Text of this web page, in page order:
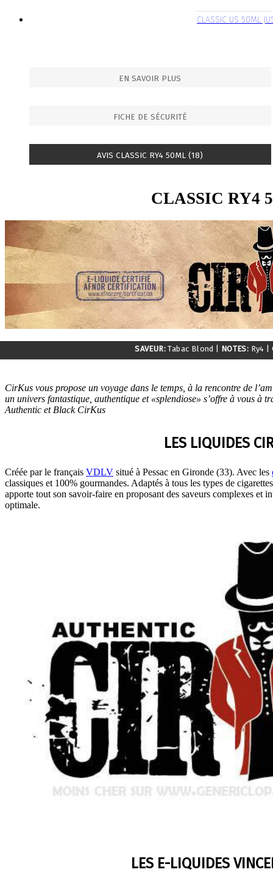
CLASSIC US 50ML
EN SAVOIR PLUS
FICHE DE SÉCURITÉ
AVIS CLASSIC RY4 50ML (18)
CLASSIC RY4
SAVEUR: Tabac Blond NOTES: Ry4
CirKus vous propose un voyage dans le temps, à la rencontre de
un univers fantastique, authentique et «splendiose» s’offre à vous à
Authentic et Black CirKus
LES LIQUIDES
Créée par le français VDLV situé à Pessac en Gironde (33). Avec les
classiques et 100% gourmandes. Adaptés à tous les types de
apporte tout son savoir-faire en proposant des saveurs complexes et
optimale.
LES E-LIQUIDES